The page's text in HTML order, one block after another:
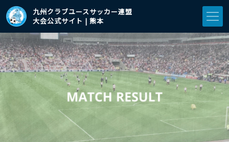
九州クラブユースサッカー連盟
大会公式サイト | 熊本